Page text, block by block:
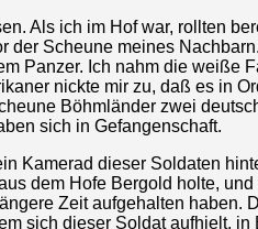
Als ich im Hof war, rollten
der Scheune meines
Panzer. Ich nahm die weiße
nickte mir zu, daß es in
Böhmländer zwei
sich in Gefangenschaft.
Kamerad dieser Soldaten
dem Hofe Bergold holte, und
Zeit aufgehalten haben.
sich dieser Soldat aufhielt, in